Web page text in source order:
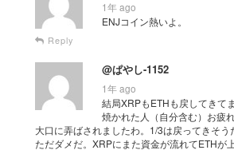
1年 ago
ENJコイン熱いよ。
Reply
@ぱやし-1152
1年 ago
結局XRPもETHも戻してきてま
焼かれた人（自分含む）お疲れ
大口に弄ばされましたわ。1/3は戻ってきそう
ただダメだ。XRPにまた資金が流れてETHが